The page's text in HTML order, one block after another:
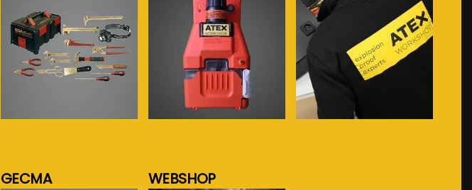
meer info...
GECMA WEBSHOP